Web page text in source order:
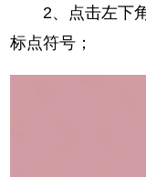
2、点击左下角
标点符号；